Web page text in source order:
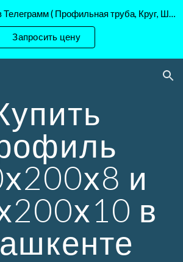
Skip to navigation
Металл в Ташкенте в Телеграмм ( Профильная труба, Круг, Шестигранник Ст45, 40Х, )
Запросить цену
и
в